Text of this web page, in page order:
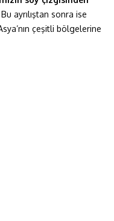
Bu ayrılıştan sonra ise
çeşitli bölgelerine